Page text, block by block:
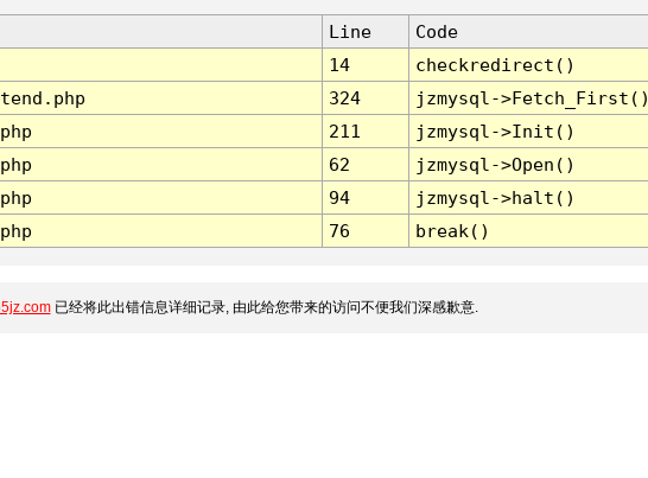
Line
Code
14
checkredirect()
324
jzmysql-
211
jzmysql->Init()
62
jzmysql->Open()
94
jzmysql->halt()
76 break()
已经将此出错信息详细记录, 由此给您带来的访问不便我们深感歉意.